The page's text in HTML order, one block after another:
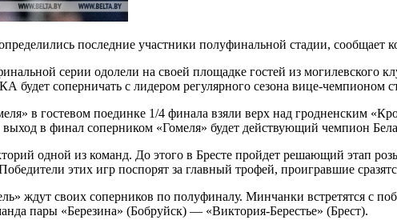
последние участники полуфинальной стадии, сообщает
серии одолели на своей площадке гостей из могилевского
соперничать с лидером регулярного сезона вице-чемпионом
в гостевом поединке 1/4 финала взяли верх над гродненским
выход в финал соперником «Гомеля» будет действующий чемпион
одной из команд. До этого в Бресте пройдет решающий этап
этих игр поспорят за главный трофей, проигравшие
ждут своих соперников по полуфиналу. Минчанки встретятся с
пары «Березина» (Бобруйск) — «Виктория-Берестье» (Брест).